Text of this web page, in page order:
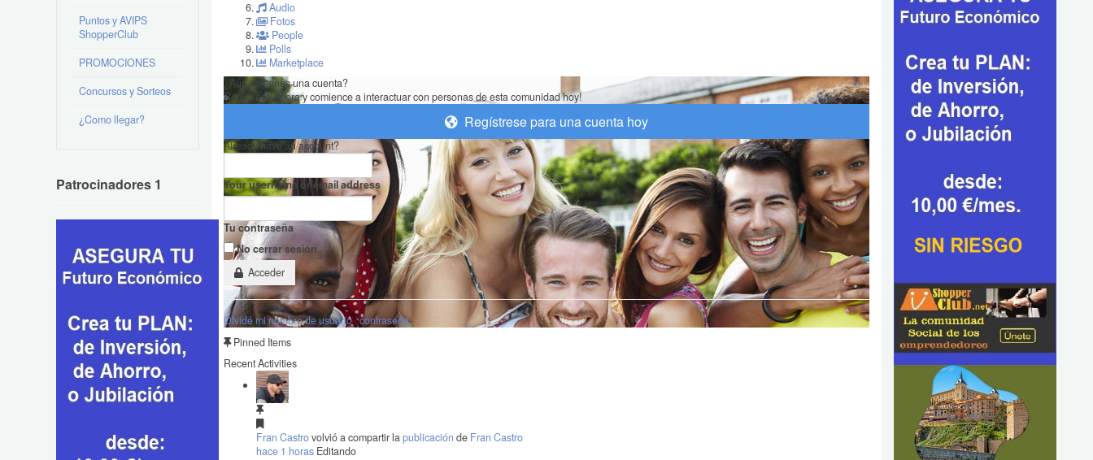
Audio
Fotos
People
Polls
Marketplace
¿Aún no tienes una cuenta?
Regístrese ahora y comience a interactuar con personas de esta comunidad hoy!
Regístrese para una cuenta hoy
Already have an account?
Your username or email address
Tu contraseña
No cerrar sesión
Acceder
Olvidé mi nombre de usuario/contraseña
Pinned Items
Recent Activities
Fran Castrovolvió a compartir la publicación de Fran Castro
hace 1 horas Editando
Puntos y AVIPS
ShopperClub
PROMOCIONES
Concursos y Sorteos
¿Como llegar?
Patrocinadores 1